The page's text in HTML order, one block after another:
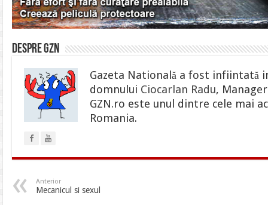
Despre gzn
Gazeta Natională a fost infiintată
domnului Ciocarlan Radu,
GZN.ro este unul dintre cele mai
Romania.
Anterior
Mecanicul si sexul